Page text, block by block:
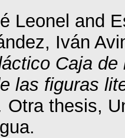
Leonel and
Iván
Caja
las figuras
Otra thesis,